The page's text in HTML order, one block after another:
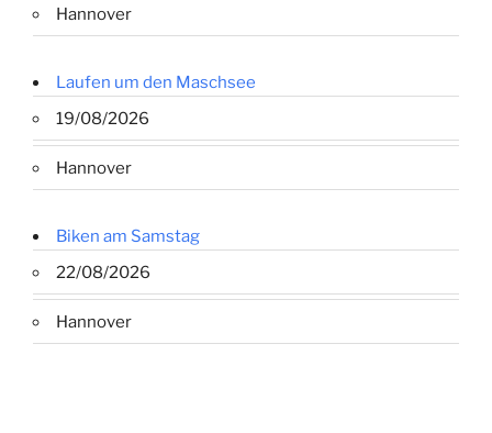
Hannover
Laufen um den Maschsee
19/08/2026
Hannover
Biken am Samstag
22/08/2026
Hannover